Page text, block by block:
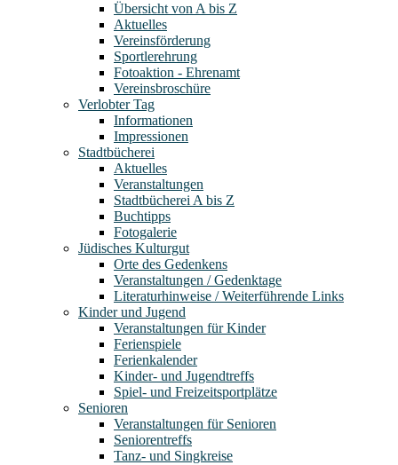
Übersicht von A bis Z
Aktuelles
Vereinsförderung
Sportlerehrung
Fotoaktion - Ehrenamt
Vereinsbroschüre
Verlobter Tag
Informationen
Impressionen
Stadtbücherei
Aktuelles
Veranstaltungen
Stadtbücherei A bis Z
Buchtipps
Fotogalerie
Jüdisches Kulturgut
Orte des Gedenkens
Veranstaltungen / Gedenktage
Literaturhinweise / Weiterführende Links
Kinder und Jugend
Veranstaltungen für Kinder
Ferienspiele
Ferienkalender
Kinder- und Jugendtreffs
Spiel- und Freizeitsportplätze
Senioren
Veranstaltungen für Senioren
Seniorentreffs
Tanz- und Singkreise